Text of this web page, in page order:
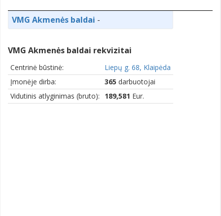
VMG Akmenės baldai -
VMG Akmenės baldai rekvizitai
Centrinė būstinė:
Liepų g. 68, Klaipėda
Įmonėje dirba:
365 darbuotojai
Vidutinis atlyginimas (bruto):
189,581 Eur.